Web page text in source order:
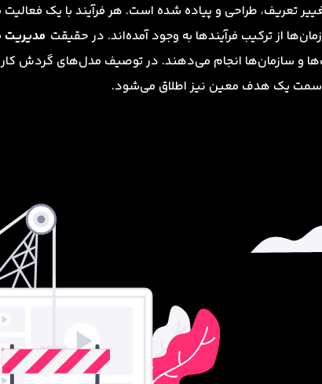
تعریف، طراحی و پیاده شده است. هر فرآیند با یک
از ترکیب فرآیندها به وجود آمده‌اند. در حقیقت مدیریت
سازمان‌ها انجام می‌دهند. در توصیف مدل‌های گردش کار به
سمت یک هدف معین نیز اطلاق می‌شود.